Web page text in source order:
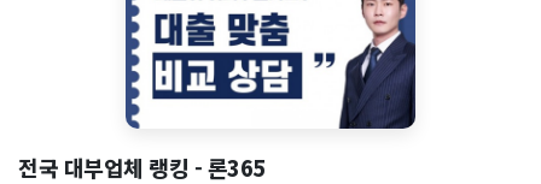
전국 대부업체 랭킹 - 론365